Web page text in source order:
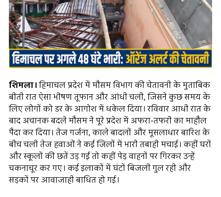
शिमला।हिमाचल प्रदेश में मौसम विभाग की चेतावनी के मुताबिक
बीती रात ऐसा भीषण तूफान और आंधी चली, जिसने कुछ समय के
लिए लोगों को डर के आगोश में धकेल दिया। रविवार आधी रात के
बाद अचानक बदले मौसम ने पूरे प्रदेश में अफरा-तफरी का माहौल
पैदा कर दिया। तेज गर्जना, काले बादलों और मूसलाधार बारिश के
बीच चली तेज हवाओं ने कई जिलों में भारी तबाही मचाई। कहीं घरों
और स्कूलों की छतें उड़ गईं तो कहीं पेड़ वाहनों पर गिरकर उन्हें
चकनाचूर कर गए। कई इलाकों में घंटों बिजली गुल रही और
सड़कों पर आवाजाही बाधित हो गई।